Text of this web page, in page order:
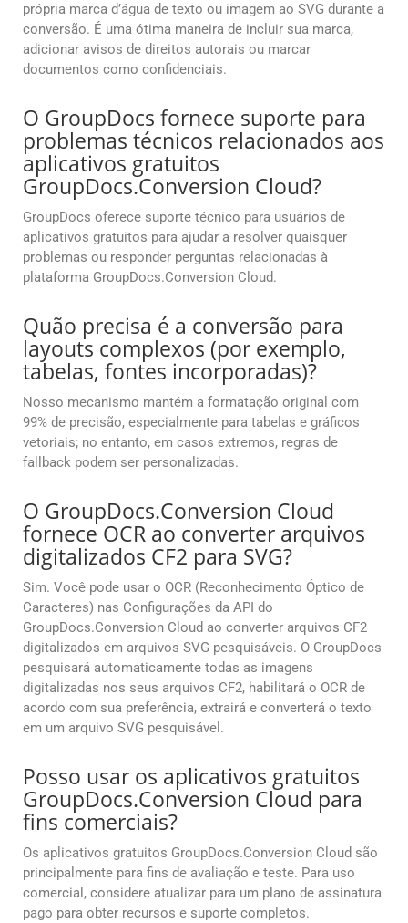
própria marca d’água de texto ou imagem ao SVG durante a
conversão. É uma ótima maneira de incluir sua marca,
adicionar avisos de direitos autorais ou marcar
documentos como confidenciais.
O GroupDocs fornece suporte para
problemas técnicos relacionados aos
aplicativos gratuitos
GroupDocs.Conversion Cloud?
GroupDocs oferece suporte técnico para usuários de
aplicativos gratuitos para ajudar a resolver quaisquer
problemas ou responder perguntas relacionadas à
plataforma GroupDocs.Conversion Cloud.
Quão precisa é a conversão para
layouts complexos (por exemplo,
tabelas, fontes incorporadas)?
Nosso mecanismo mantém a formatação original com
99% de precisão, especialmente para tabelas e gráficos
vetoriais; no entanto, em casos extremos, regras de
fallback podem ser personalizadas.
O GroupDocs.Conversion Cloud
fornece OCR ao converter arquivos
digitalizados CF2 para SVG?
Sim. Você pode usar o OCR (Reconhecimento Óptico de
Caracteres) nas Configurações da API do
GroupDocs.Conversion Cloud ao converter arquivos CF2
digitalizados em arquivos SVG pesquisáveis. O GroupDocs
pesquisará automaticamente todas as imagens
digitalizadas nos seus arquivos CF2, habilitará o OCR de
acordo com sua preferência, extrairá e converterá o texto
em um arquivo SVG pesquisável.
Posso usar os aplicativos gratuitos
GroupDocs.Conversion Cloud para
fins comerciais?
Os aplicativos gratuitos GroupDocs.Conversion Cloud são
principalmente para fins de avaliação e teste. Para uso
comercial, considere atualizar para um plano de assinatura
pago para obter recursos e suporte completos.